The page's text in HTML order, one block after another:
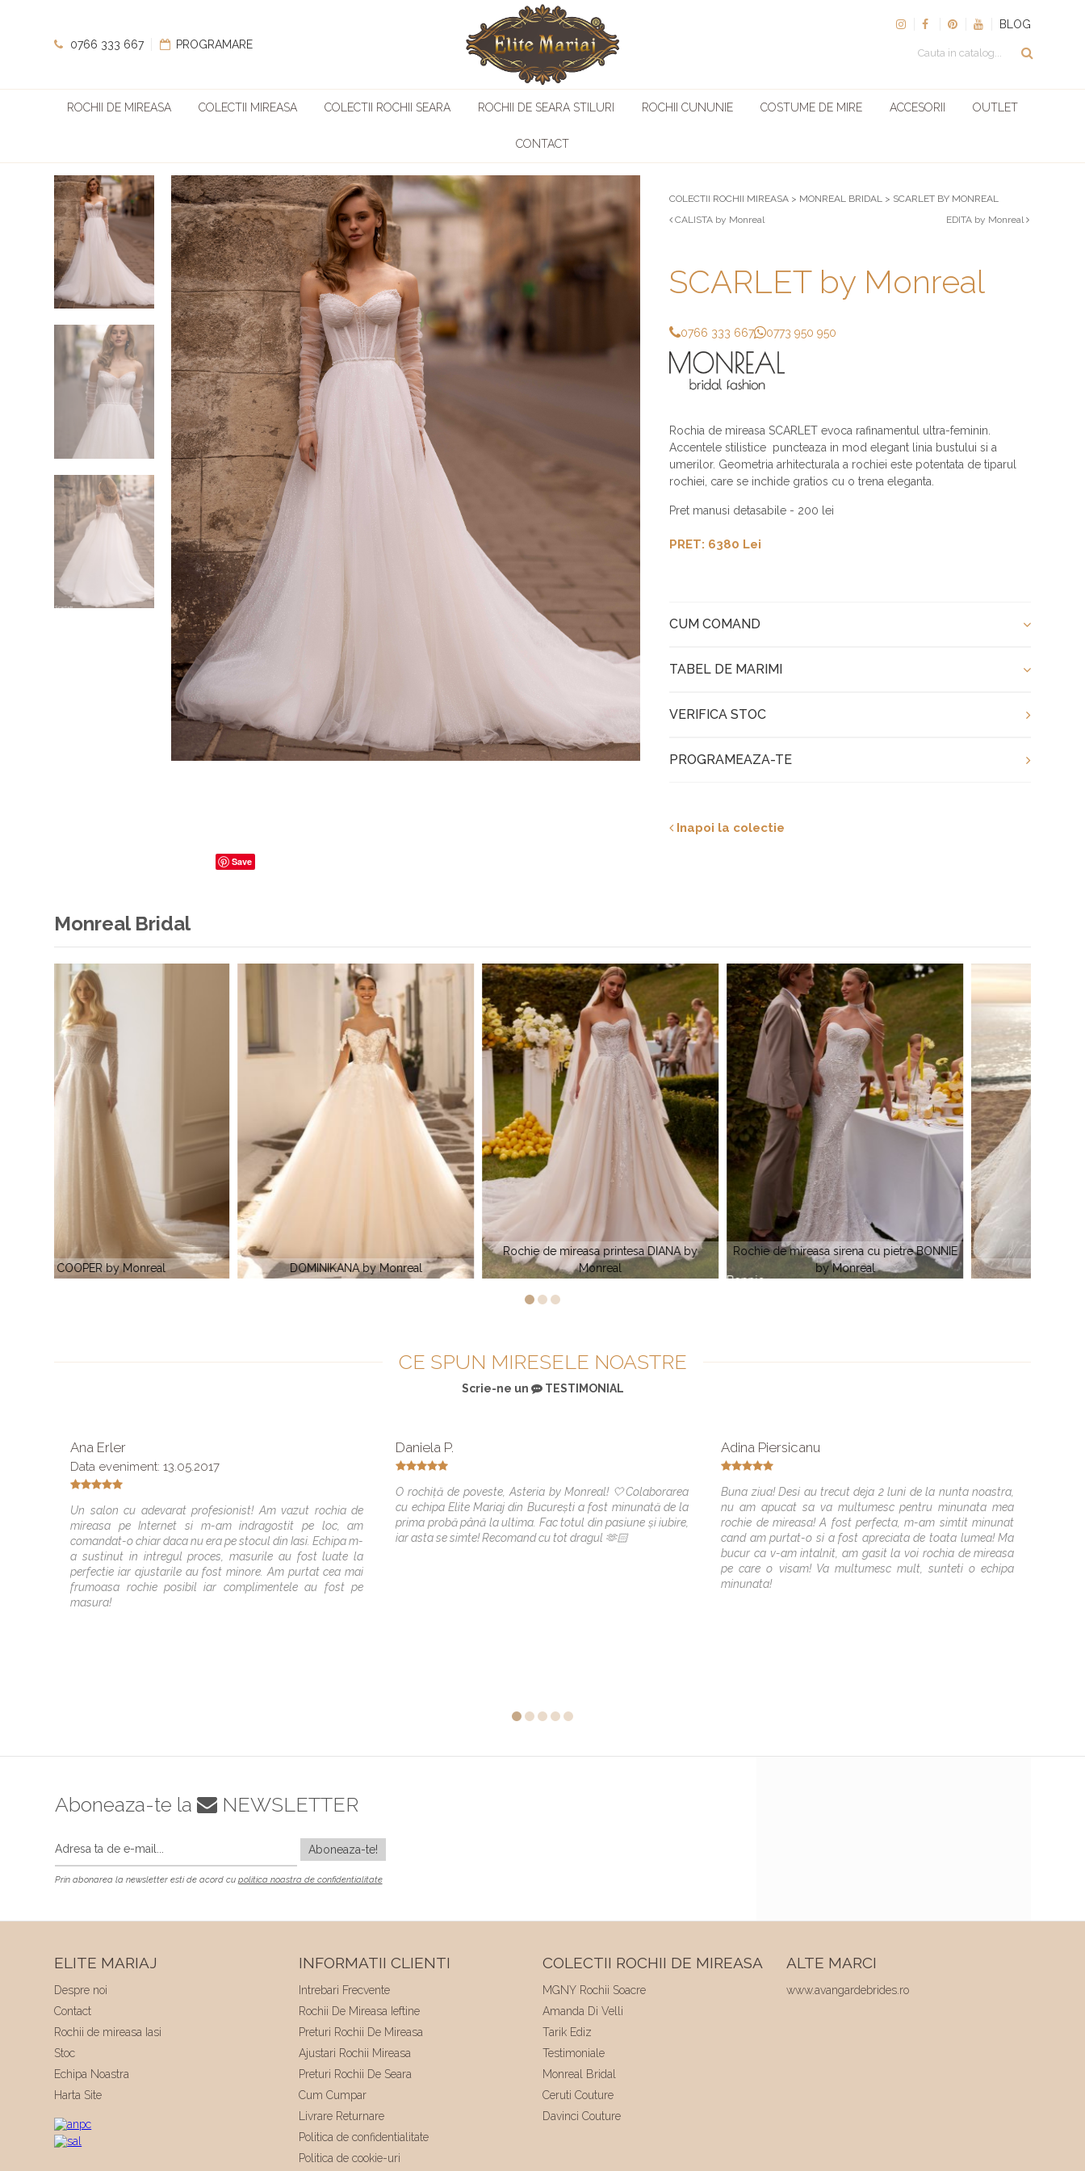
0766 333 667 PROGRAMARE
BLOG
ROCHII DE MIREASA COLECTII MIREASA COLECTII ROCHII SEARA ROCHII DE SEARA STILURI ROCHII CUNUNIE COSTUME DE MIRE ACCESORII OUTLET
CONTACT
COLECTII ROCHII MIREASA > MONREAL BRIDAL > SCARLET BY MONREAL
CALISTA by Monreal
EDITA by Monreal
SCARLET by Monreal
0766 333 667 0773 950 950
Rochia de mireasa SCARLET evoca rafinamentul ultra-feminin.
Accentele stilistice puncteaza in mod elegant linia bustului si a
umerilor. Geometria arhitecturala a rochiei este potentata de tiparul
rochiei, care se inchide gratios cu o trena eleganta.
Pret manusi detasabile - 200 lei
PRET: 6380 Lei
CUM COMAND
TABEL DE MARIMI
VERIFICA STOC
PROGRAMEAZA-TE
Inapoi la colectie
Save
Monreal Bridal
DOMINIKANA by Monreal
Rochie de mireasa printesa DIANA by
Monreal
Rochie de mireasa sirena cu pietre BONNIE
by Monreal
TREYSI by Monreal
CE SPUN MIRESELE NOASTRE
Scrie-ne un TESTIMONIAL
Ana Erler
Data eveniment: 13.05.2017
Un salon cu adevarat profesionist! Am vazut rochia de
mireasa pe Internet si m-am indragostit pe loc, am
comandat-o chiar daca nu era pe stocul din Iasi. Echipa m-
a sustinut in intregul proces, masurile au fost luate la
perfectie iar ajustarile au fost minore. Am purtat cea mai
frumoasa rochie posibil iar complimentele au fost pe
masura!
Daniela P.
O rochiță de poveste, Asteria by Monreal! 🤍Colaborarea
cu echipa Elite Mariaj din București a fost minunată de la
prima probă până la ultima. Fac totul din pasiune și iubire,
iar asta se simte! Recomand cu tot dragul 🫶🏻
Adina Piersicanu
Buna ziua! Desi au trecut deja 2 luni de la nunta noastra,
nu am apucat sa va multumesc pentru minunata mea
rochie de mireasa! A fost perfecta, m-am simtit minunat
cand am purtat-o si a fost apreciata de toata lumea! Ma
bucur ca v-am intalnit, am gasit la voi rochia de mireasa
pe care o visam! Va multumesc mult, sunteti o echipa
minunata!
Aboneaza-te la NEWSLETTER
Prin abonarea la newsletter esti de acord cu politica noastra de confidentialitate
ELITE MARIAJ
Despre noi
Contact
Rochii de mireasa Iasi
Stoc
Echipa Noastra
Harta Site
INFORMATII CLIENTI
Intrebari Frecvente
Rochii De Mireasa Ieftine
Preturi Rochii De Mireasa
Ajustari Rochii Mireasa
Preturi Rochii De Seara
Cum Cumpar
Livrare Returnare
Politica de confidentialitate
Politica de cookie-uri
COLECTII ROCHII DE MIREASA
MGNY Rochii Soacre
Amanda Di Velli
Tarik Ediz
Testimoniale
Monreal Bridal
Ceruti Couture
Davinci Couture
ALTE MARCI
www.avangardebrides.ro